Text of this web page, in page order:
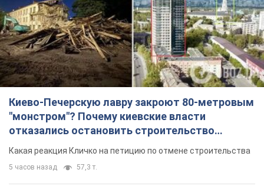
Киево-Печерскую лавру закроют 80-метровым
"монстром"? Почему киевские власти
отказались остановить строительство
небоскреба "московского верующего"
Какая реакция Кличко на петицию по отмене строительства
5 часов назад 57,3 т.